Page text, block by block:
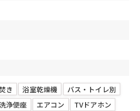
き 浴室乾燥機
バス・トイレ別
浄便座
エアコン
TVドアホン